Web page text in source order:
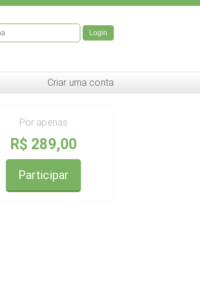
Login
Criar uma conta
Por apenas
R$ 289,00
Participar